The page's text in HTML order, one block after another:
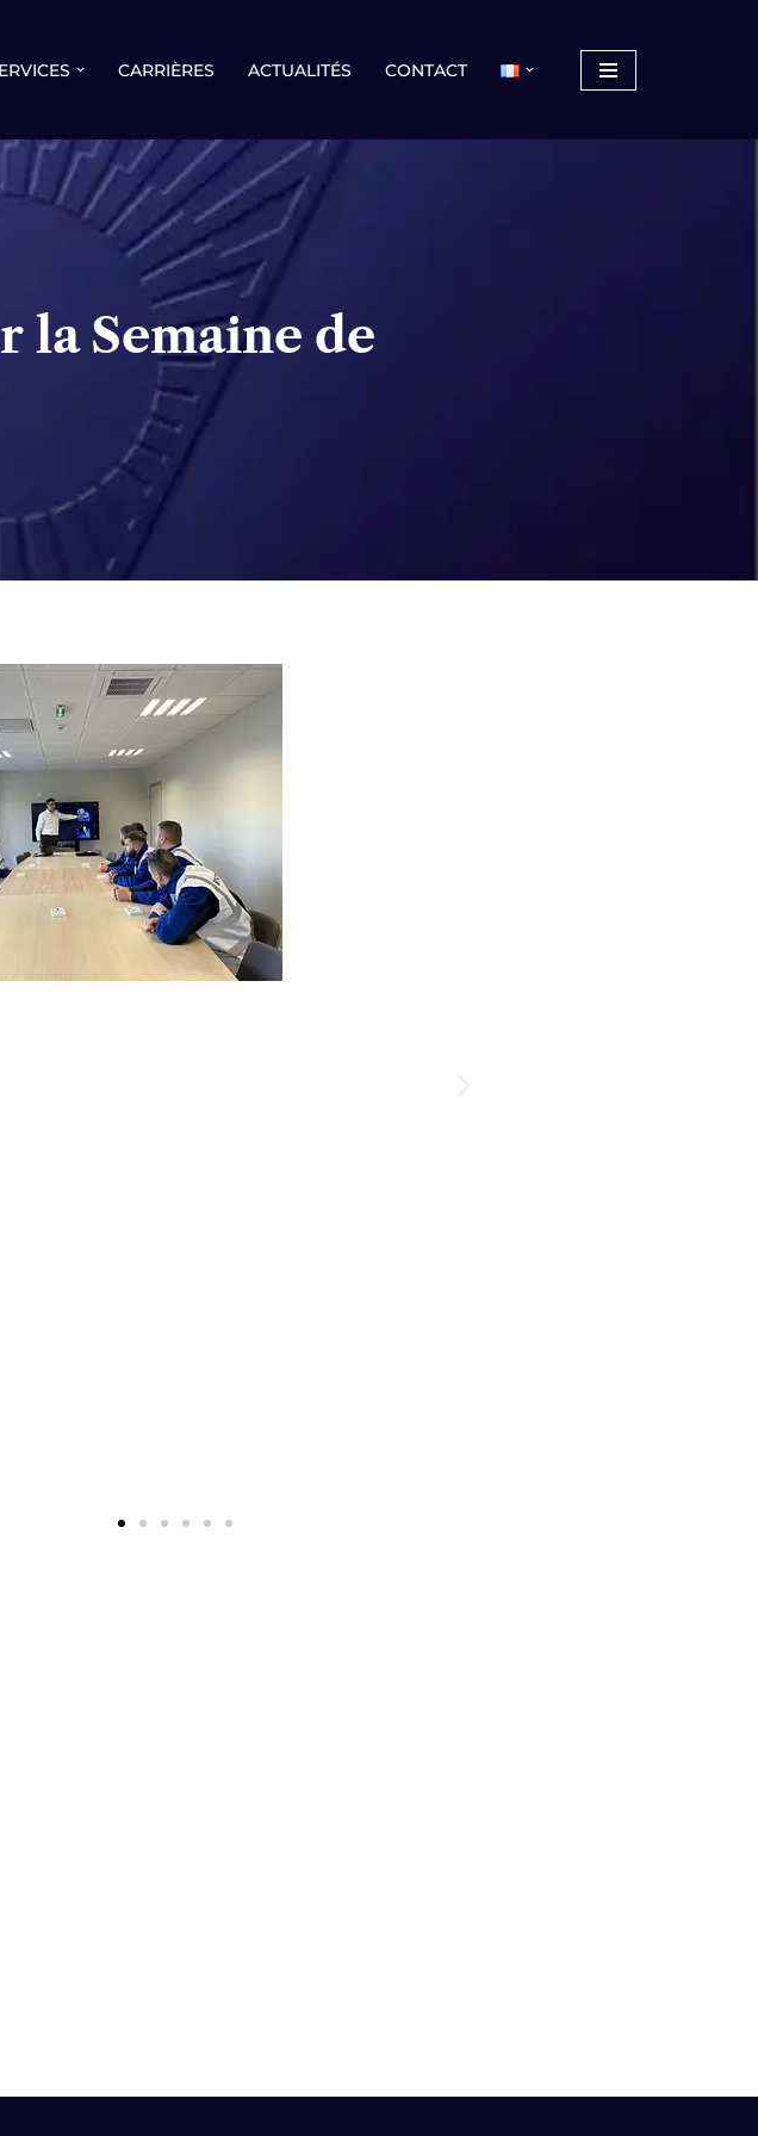
CARRIÈRES ACTUALITÉS CONTACT
la Semaine de